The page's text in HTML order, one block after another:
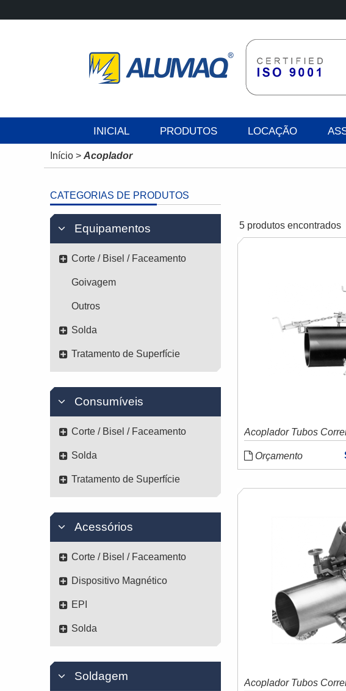
INICIAL PRODUTOS LOCAÇÃO
Início > Acoplador
CATEGORIAS DE PRODUTOS
Equipamentos
Corte / Bisel / Faceamento
Goivagem
Outros
Solda
Tratamento de Superfície
Consumíveis
Corte / Bisel / Faceamento
Solda
Tratamento de Superfície
Acessórios
Corte / Bisel / Faceamento
Dispositivo Magnético
EPI
Solda
Soldagem
5 produtos encontrados
Acoplador Tubos
Orçamento
Acoplador Tubos